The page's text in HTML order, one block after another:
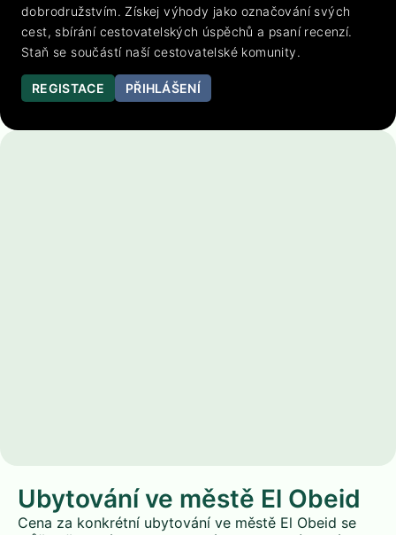
dobrodružstvím. Získej výhody jako označování svých
cest, sbírání cestovatelských úspěchů a psaní recenzí.
Staň se součástí naší cestovatelské komunity.
REGISTACE PŘIHLÁŠENÍ
Ubytování ve městě El Obeid
Cena za konkrétní ubytování ve městě El Obeid se